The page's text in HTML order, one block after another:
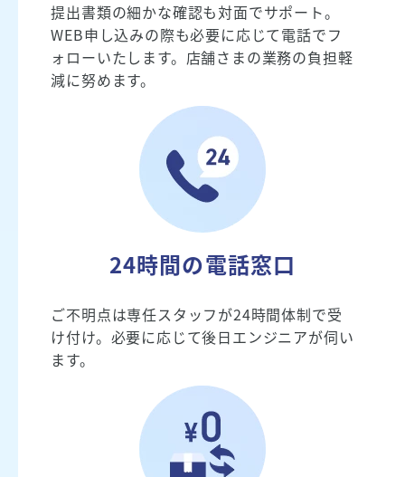
提出書類の細かな確認も対面でサポート。
WEB申し込みの際も必要に応じて電話でフ
ォローいたします。店舗さまの業務の負担軽
減に努めます。
24時間の電話窓口
ご不明点は専任スタッフが24時間体制で受
け付け。必要に応じて後日エンジニアが伺い
ます。